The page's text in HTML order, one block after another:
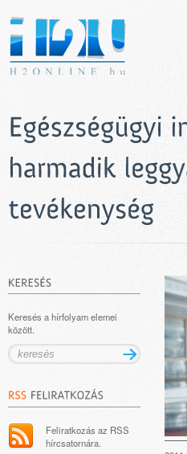
Keresés a hírfolyam elemei
között.
Feliratkozás az RSS
hírcsatornára.